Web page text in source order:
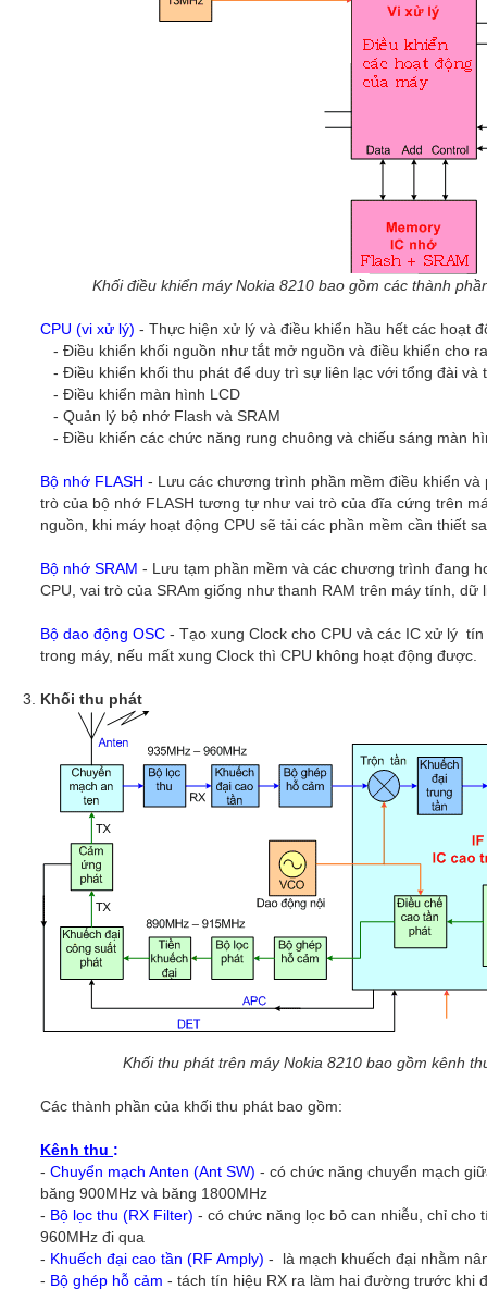
Khối điều khiển máy Nokia 8210 bao gồm các thành phần
CPU (vi xử lý) - Thực hiện xử lý và điều khiển hầu hết các hoạt
- Điều khiển khối nguồn như tắt mở nguồn và điều khiển cho
- Điều khiển khối thu phát để duy trì sự liên lạc với tổng đài và
- Điều khiển màn hình LCD
- Quản lý bộ nhớ Flash và SRAM
- Điều khiến các chức năng rung chuông và chiếu sáng màn
Bộ nhớ FLASH - Lưu các chương trình phần mềm điều khiển
trò của bộ nhớ FLASH tương tự như vai trò của đĩa cứng trên
nguồn, khi máy hoạt động CPU sẽ tải các phần mềm cần thiết
Bộ nhớ SRAM - Lưu tạm phần mềm và các chương trình đang
CPU, vai trò của SRAm giống như thanh RAM trên máy tính,
Bộ dao động OSC - Tạo xung Clock cho CPU và các IC xử lý
trong máy, nếu mất xung Clock thì CPU không hoạt động được.
Khối thu phát
Khối thu phát trên máy Nokia 8210 bao gồm kênh
Các thành phần của khối thu phát bao gồm:
Kênh thu :
- Chuyển mạch Anten (Ant SW) - có chức năng chuyển mạch
băng 900MHz và băng 1800MHz
- Bộ lọc thu (RX Filter) - có chức năng lọc bỏ can nhiễu, chỉ cho
960MHz đi qua
- Khuếch đại cao tần (RF Amply) - là mạch khuếch đại nhằm
- Bộ ghép hỗ cảm - tách tín hiệu RX ra làm hai đường trước khi